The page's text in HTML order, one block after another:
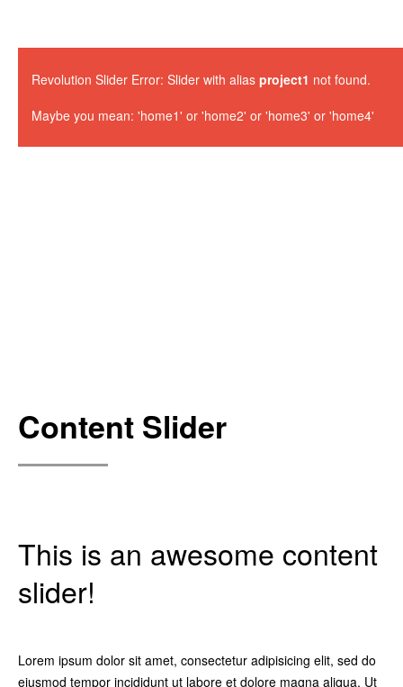
Revolution Slider Error: Slider with alias project1 not found.
Maybe you mean: 'home1' or 'home2' or 'home3' or 'home4'
Content Slider
This is an awesome content
slider!
Lorem ipsum dolor sit amet, consectetur adipisicing elit, sed do
eiusmod tempor incididunt ut labore et dolore magna aliqua. Ut
You can use it for any
purpose
Sed ut perspiciatis unde omnis iste natus error sit voluptatem
accusantium doloremque laudantium, totam rem aperiam,
Even Ice Cream!
dolores et quas molestias excepturi sint occaecati cupiditate non